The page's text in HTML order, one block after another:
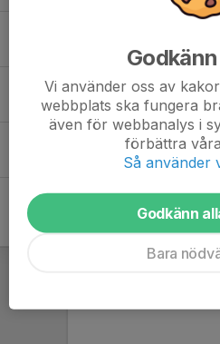
Madden MacLennan
Max Espinosa Edlund
Vi använder oss av
webbplats ska fungera
även för webbanalys i
förbättra
Så använder
Godkänn
Bara